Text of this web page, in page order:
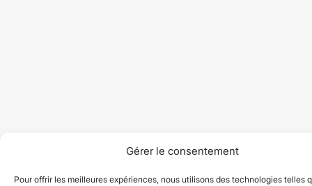
Gérer le consentement
Pour offrir les meilleures expériences, nous utilisons des technologies telles